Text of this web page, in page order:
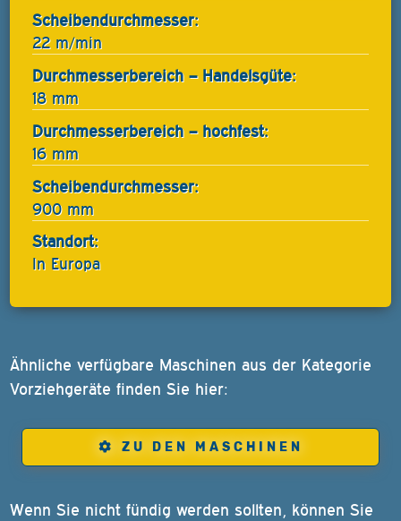
Scheibendurchmesser:
22 m/min
Durchmesserbereich – Handelsgüte:
18 mm
Durchmesserbereich – hochfest:
16 mm
Scheibendurchmesser:
900 mm
Standort:
In Europa
Ähnliche verfügbare Maschinen aus der Kategorie
Vorziehgeräte finden Sie hier:
ZU DEN MASCHINEN
Wenn Sie nicht fündig werden sollten, können Sie